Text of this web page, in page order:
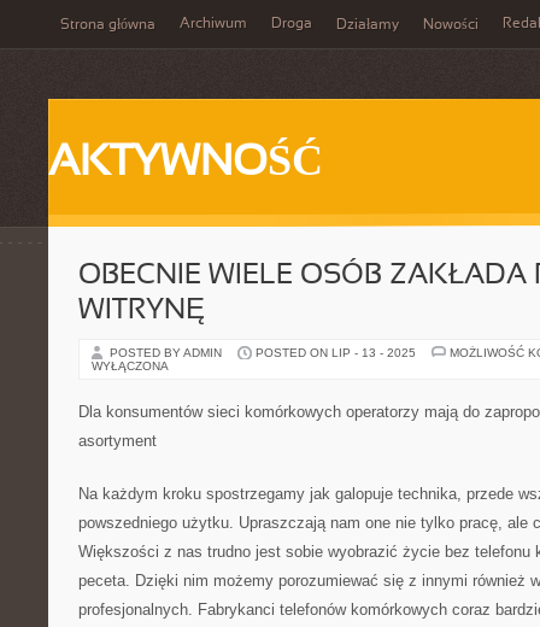
Strona główna Archiwum Droga Działamy Nowości
AKTYWNOŚĆ
OBECNIE WIELE OSÓB ZAKŁADA
WITRYNĘ
POSTED BY ADMIN POSTED ON LIP - 13 - 2025
MOŻLIWOŚĆ
WYŁĄCZONA
Dla konsumentów sieci komórkowych operatorzy mają do
asortyment
Na każdym kroku spostrzegamy jak galopuje technika, przede
powszedniego użytku. Upraszczają nam one nie tylko pracę, ale
Większości z nas trudno jest sobie wyobrazić życie bez telefonu
peceta. Dzięki nim możemy porozumiewać się z innymi również
profesjonalnych. Fabrykanci telefonów komórkowych coraz